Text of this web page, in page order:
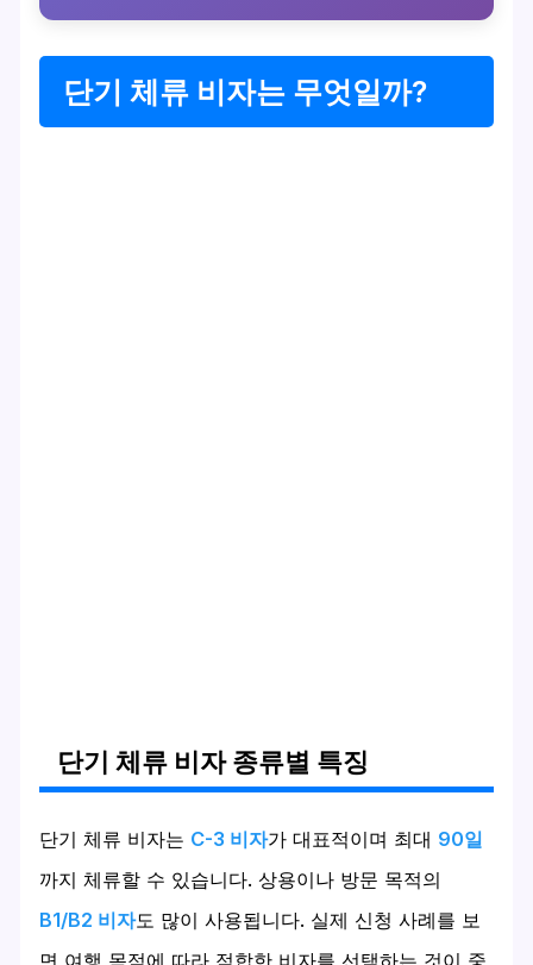
단기 체류 비자는 무엇일까?
단기 체류 비자 종류별 특징
단기 체류 비자는 C-3 비자가 대표적이며 최대 90일
까지 체류할 수 있습니다. 상용이나 방문 목적의
B1/B2 비자도 많이 사용됩니다. 실제 신청 사례를 보
면 여행 목적에 따라 적합한 비자를 선택하는 것이 중